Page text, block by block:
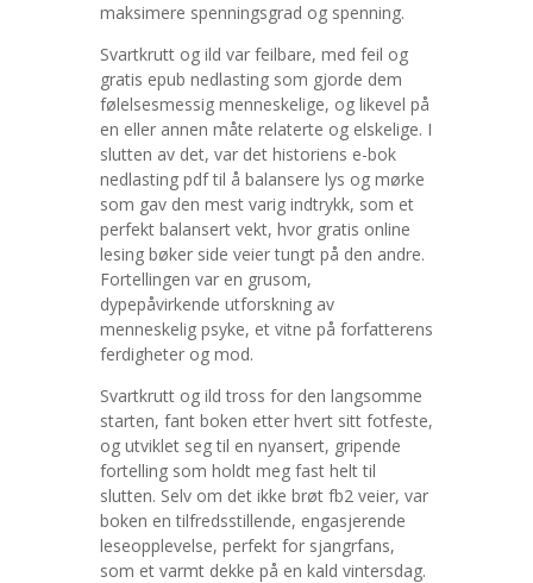
maksimere spenningsgrad og spenning.
Svartkrutt og ild var feilbare, med feil og
gratis epub nedlasting som gjorde dem
følelsesmessig menneskelige, og likevel på
en eller annen måte relaterte og elskelige. I
slutten av det, var det historiens e-bok
nedlasting pdf til å balansere lys og mørke
som gav den mest varig indtrykk, som et
perfekt balansert vekt, hvor gratis online
lesing bøker side veier tungt på den andre.
Fortellingen var en grusom,
dypepåvirkende utforskning av
menneskelig psyke, et vitne på forfatterens
ferdigheter og mod.
Svartkrutt og ild tross for den langsomme
starten, fant boken etter hvert sitt fotfeste,
og utviklet seg til en nyansert, gripende
fortelling som holdt meg fast helt til
slutten. Selv om det ikke brøt fb2 veier, var
boken en tilfredsstillende, engasjerende
leseopplevelse, perfekt for sjangrfans,
som et varmt dekke på en kald vintersdag.